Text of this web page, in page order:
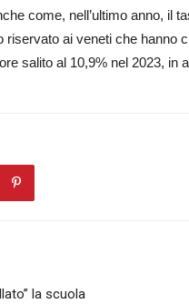
come, nell’ultimo anno, il
riservato ai veneti che
salito al 10,9% nel 2023, in
la scuola